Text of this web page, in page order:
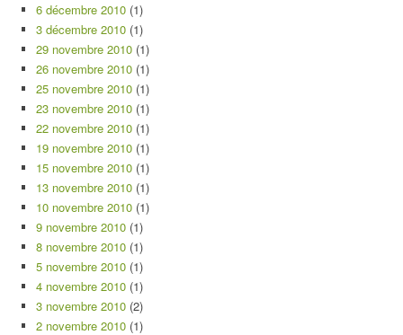
6 décembre 2010 (1)
3 décembre 2010 (1)
29 novembre 2010 (1)
26 novembre 2010 (1)
25 novembre 2010 (1)
23 novembre 2010 (1)
22 novembre 2010 (1)
19 novembre 2010 (1)
15 novembre 2010 (1)
13 novembre 2010 (1)
10 novembre 2010 (1)
9 novembre 2010 (1)
8 novembre 2010 (1)
5 novembre 2010 (1)
4 novembre 2010 (1)
3 novembre 2010 (2)
2 novembre 2010 (1)